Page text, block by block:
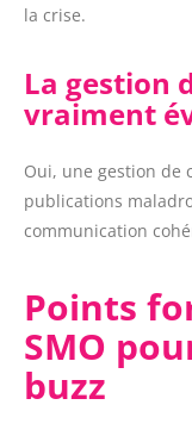
la crise.
La gestion
vraiment
Oui, une gestion de
publications
communication
Points
SMO
buzz